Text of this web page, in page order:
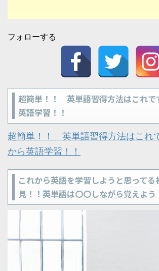
フォローする
超簡単！！ 英単語習得方法はこれで
英語学習！！
超簡単！！ 英単語習得方法はこれ
から英語学習！！
これから英語を学習しようと思ってる
見！！英単語は〇〇しながら覚えよう